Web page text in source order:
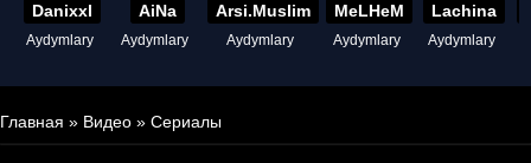
Danixxl
Aydymlary
AiNa
Aydymlary
Arsi.Muslim
Aydymlary
MeLHeM
Aydymlary
Lachina
Aydymlary
Главная » Видео » Сериалы